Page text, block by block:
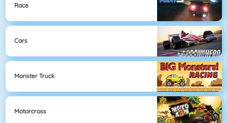
Race
Cars
Monster Truck
Motorcross